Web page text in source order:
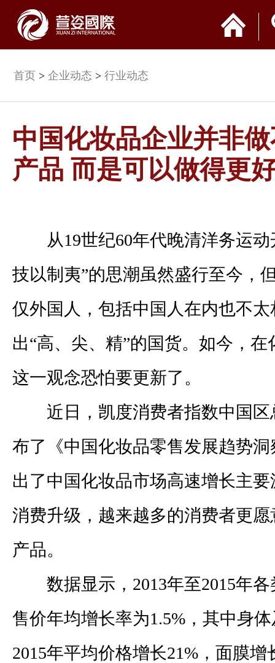
首页 > 企业动态 > 行业动态
中国化妆品企业并非
产品 而是可以做得更
从19世纪60年代晚清洋务运动
技以制夷”的思潮虽然盛行至今，
仅外国人，包括中国人在内也不
出“高、尖、精”的国货。如今，在
这一观念恐怕要更新了。
近日，凯度消费者指数中国区
布了《中国化妆品零售发展趋势
出了中国化妆品市场高速增长主
消费升级，越来越多的消费者更
产品。
数据显示， 2013年至2015年各
售价年均增长率为1.5% ，其中身
2015年平均价格增长21% ，面膜增